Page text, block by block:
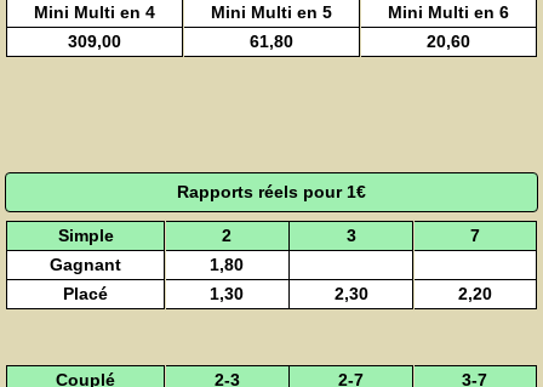
Mini Multi en 4
Mini Multi en 5
Mini Multi en 6
309,00
61,80 20,60
Rapports réels pour 1€
Simple 2 3
7
Gagnant
1,80
Placé
1,30 2,30 2,20
Couplé 2-3 2-7 3-7